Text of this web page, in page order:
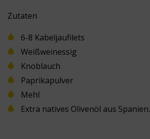
Zutaten
6-8 Kabeljaufilets
Weißweinessig
Knoblauch
Paprikapulver
Mehl
Extra natives Olivenöl aus Spanien.